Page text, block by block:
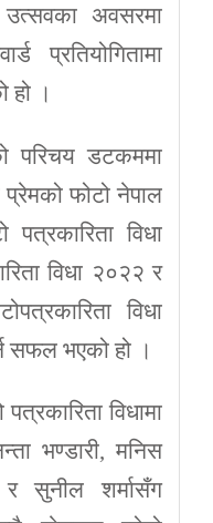
अवसरमा
प्रतियोगितामा
हो ।
परिचय डटकममा
प्रेमको फोटो नेपाल
विधा
विधा २०२२ र
विधा
सफल भएको हो ।
विधामा
भण्डारी, मनिस
सुनील शर्मासँग